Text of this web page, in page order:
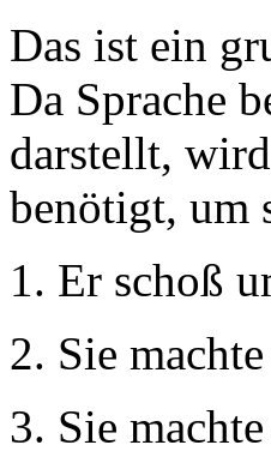
Das ist ein
Da Sprache
darstellt,
benötigt, um
Er schoß
Sie
Sie